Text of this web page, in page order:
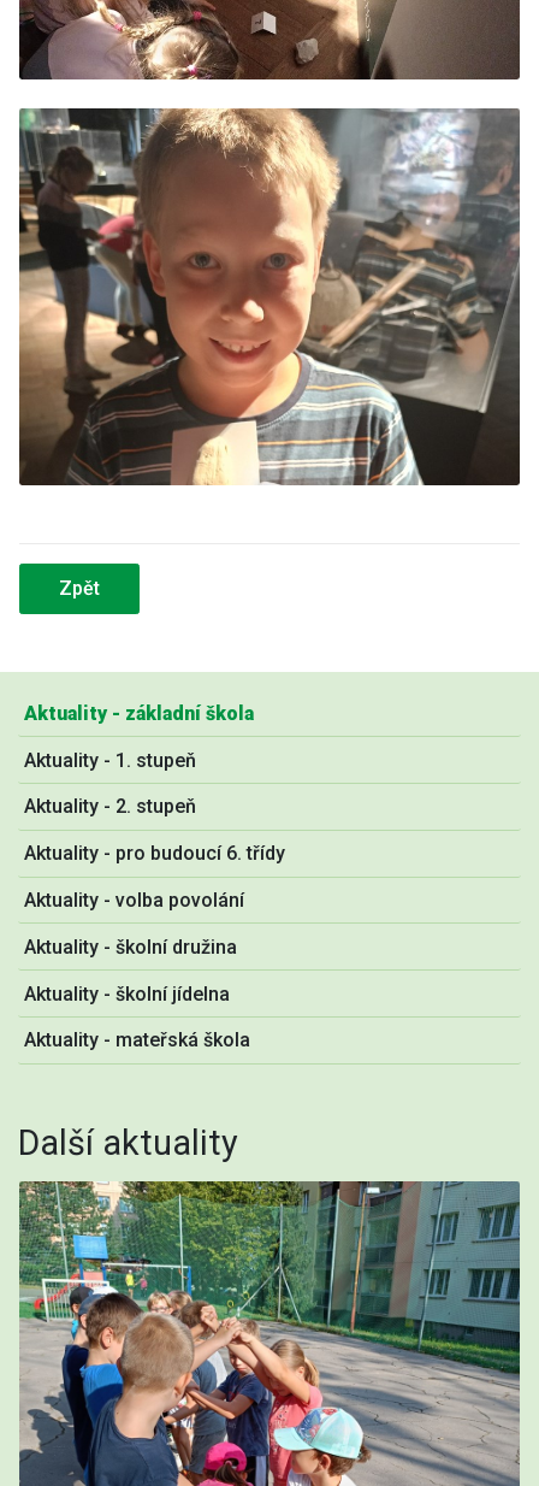
Aktuality - základní škola
Aktuality - 1. stupeň
Aktuality - 2. stupeň
Aktuality - pro budoucí 6. třídy
Aktuality - volba povolání
Aktuality - školní družina
Aktuality - školní jídelna
Aktuality - mateřská škola
Další aktuality
Zpět